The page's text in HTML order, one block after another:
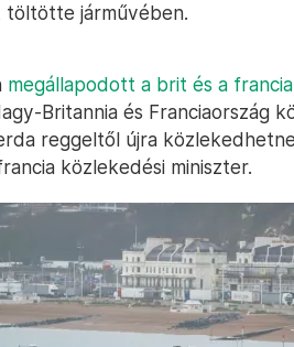
töltötte járművében.
megállapodott a brit és a
Britannia és Franciaország
reggeltől újra
közlekedési miniszter.